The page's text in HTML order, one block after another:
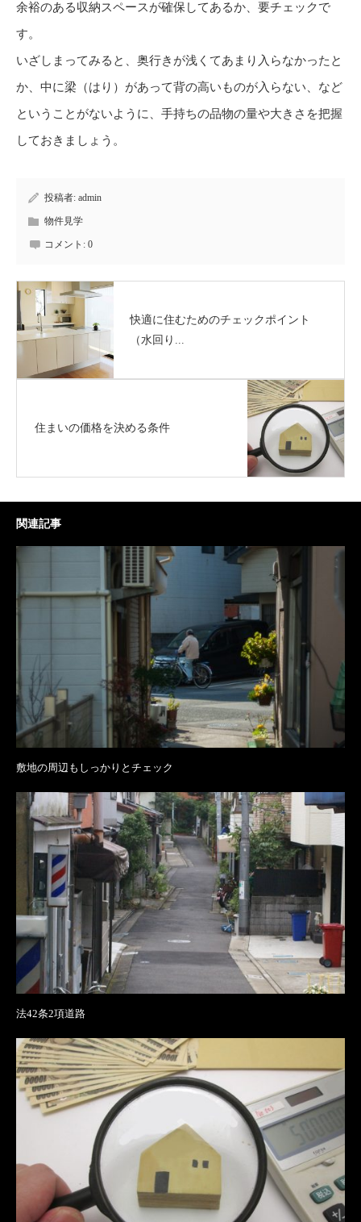
余裕のある収納スペースが確保してあるか、要チェックで
す。
いざしまってみると、奥行きが浅くてあまり入らなかったと
か、中に梁（はり）があって背の高いものが入らない、など
ということがないように、手持ちの品物の量や大きさを把握
しておきましょう。
投稿者: admin
物件見学
コメント: 0
快適に住むためのチェックポイント
（水回り...
住まいの価格を決める条件
関連記事
敷地の周辺もしっかりとチェック
法42条2項道路